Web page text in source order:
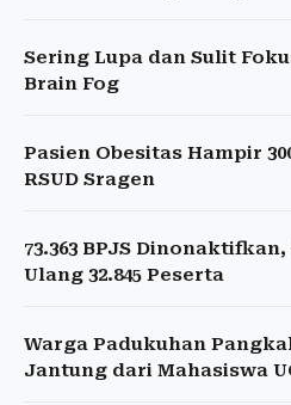
Sering Lupa dan Sulit
Brain Fog
Pasien Obesitas Hampir
RSUD Sragen
73.363 BPJS
Ulang 32.845 Peserta
Warga Padukuhan
Jantung dari Mahasiswa